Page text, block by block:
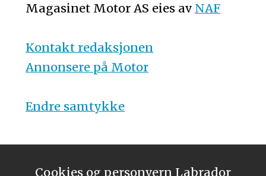
Magasinet Motor AS eies av NAF
Kontakt redaksjonen
Annonsere på Motor
Endre samtykke
Cookies og personvern Labrador